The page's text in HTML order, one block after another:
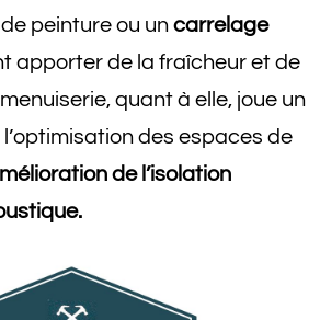
peinture ou un carrelage
apporter de la fraîcheur et de
quant à elle, joue un
des espaces de
de l’isolation